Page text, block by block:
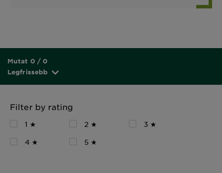
Mutat 0 / 0
Legfrissebb
Filter by rating
1 ★ 2 ★
3 ★
4 ★
5 ★